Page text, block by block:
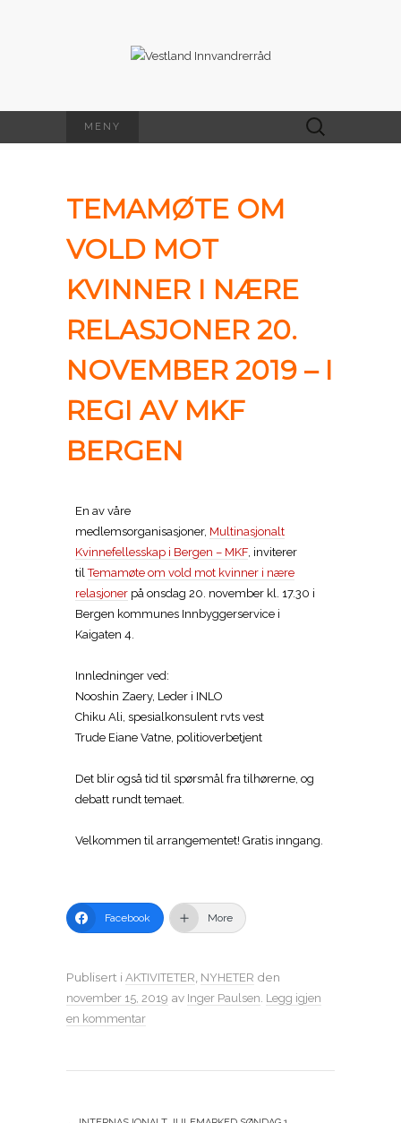
MENY
TEMAMØTE OM
VOLD MOT
KVINNER I NÆRE
RELASJONER 20.
NOVEMBER 2019 – I
REGI AV MKF
BERGEN
En av våre
medlemsorganisasjoner, Multinasjonalt
Kvinnefellesskap i Bergen – MKF, inviterer
tilTemamøte om vold mot kvinner i nære
relasjoner på onsdag 20. november kl. 17.30 i
Bergen kommunes Innbyggerservice i
Kaigaten 4.
Innledninger ved:
Nooshin Zaery, Leder i INLO
Chiku Ali, spesialkonsulent rvts vest
Trude Eiane Vatne, politioverbetjent
Det blir også tid til spørsmål fra tilhørerne, og
debatt rundt temaet.
Velkommen til arrangementet! Gratis inngang.
Facebook More
Publisert i AKTIVITETER NYHETER den
november 15, 2019 av Inger Paulsen Legg igjen
en kommentar